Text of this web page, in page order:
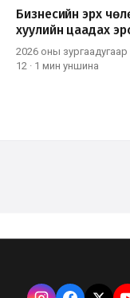
Бизнесийн эрх
хуулийн цаадах
2026 оны
12 · 1 мин уншина